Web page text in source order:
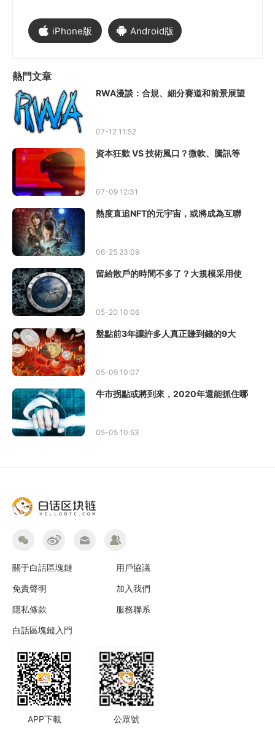
iPhone版 Android版
熱門文章
RWA漫談：合規、細分賽道和前景展望
07-12 11:52
資本狂歡 VS 技術風口？微軟、騰訊等
07-09 12:31
熱度直追NFT的元宇宙，或將成為互聯
06-25 23:09
留給散戶的時間不多了？大規模采用使
05-20 10:06
盤點前3年讓許多人真正賺到錢的9大
05-09 10:07
牛市拐點或將到來，2020年還能抓住哪
05-05 10:53
關于白話區塊鏈
用戶協議
免責聲明
加入我們
隱私條款
服務聯系
白話區塊鏈入門
APP下載 公眾號